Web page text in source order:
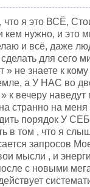
я это ВСЁ,
нужно, и это
и всё, даже
для сего
не знаете к
а У НАС во
вечеру наведут
странно на
порядок У
в том , что я
запросов
мысли , и
с новыми